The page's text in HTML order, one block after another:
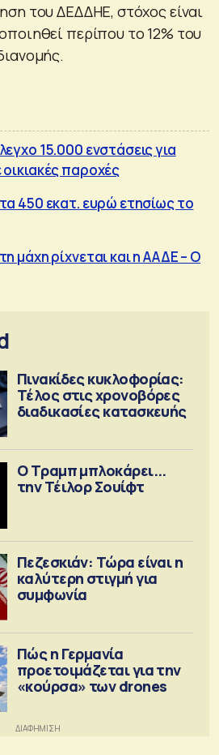
του ΔΕΔΔΗΕ, στόχος είναι
περίπου το 12% του
15.000 ενστάσεις για
παροχές
450 εκατ. ευρώ ετησίως το
μάχη ρίχνεται και η ΑΑΔΕ – Ο
Πινακίδες κυκλοφορίας:
Τέλος στις χρονοβόρες
διαδικασίες κατασκευής
Ο Τραμπ μπλοκάρει...
την Τέιλορ Σουίφτ
Πεζεσκιάν: Τώρα είναι η
καλύτερη στιγμή για
συμφωνία
Πώς η Γερμανία
προετοιμάζεται για την
«κούρσα» των drones